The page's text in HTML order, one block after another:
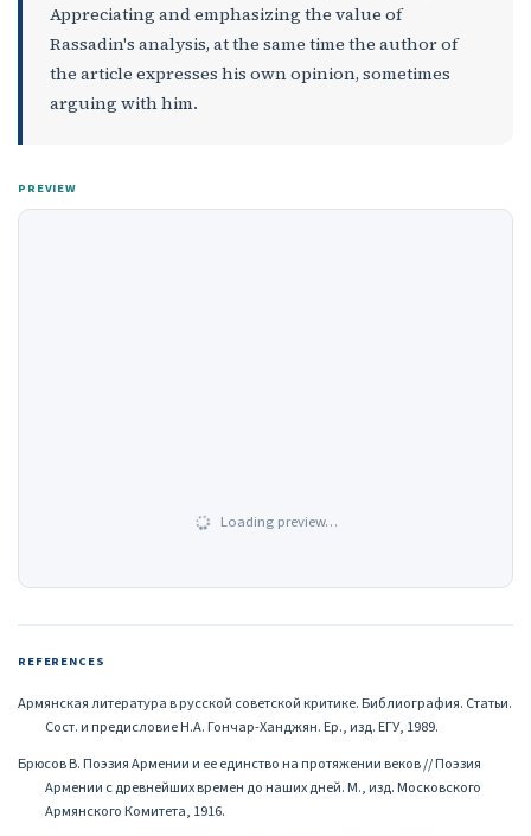
Appreciating and emphasizing the value of
Rassadin's analysis, at the same time the author of
the article expresses his own opinion, sometimes
arguing with him.
PREVIEW
Loading preview…
REFERENCES
Армянская литература в русской советской критике. Библиография. Статьи.
Сост. и предисловие Н.А. Гончар-Ханджян. Ер., изд. ЕГУ, 1989.
Брюсов В. Поэзия Армении и ее единство на протяжении веков // Поэзия
Армении с древнейших времен до наших дней. М., изд. Московского
Армянского Комитета, 1916.